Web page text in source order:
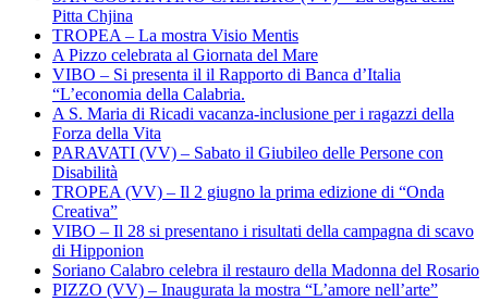
Pitta Chjina
TROPEA – La mostra Visio Mentis
A Pizzo celebrata al Giornata del Mare
VIBO – Si presenta il il Rapporto di Banca d’Italia
“L’economia della Calabria.
A S. Maria di Ricadi vacanza-inclusione per i ragazzi della
Forza della Vita
PARAVATI (VV) – Sabato il Giubileo delle Persone con
Disabilità
TROPEA (VV) – Il 2 giugno la prima edizione di “Onda
Creativa”
VIBO – Il 28 si presentano i risultati della campagna di scavo
di Hipponion
Soriano Calabro celebra il restauro della Madonna del Rosario
PIZZO (VV) – Inaugurata la mostra “L’amore nell’arte”